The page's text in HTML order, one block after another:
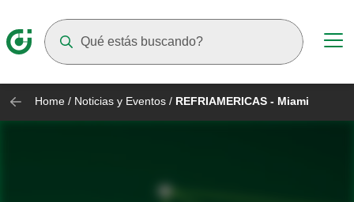
Home / Noticias y Eventos / REFRIAMERICAS - Miami